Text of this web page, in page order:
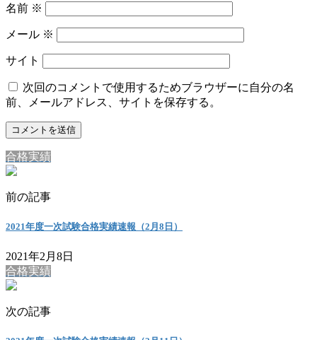
名前 ※
メール ※
サイト
次回のコメントで使用するためブラウザーに自分の名
前、メールアドレス、サイトを保存する。
合格実績
前の記事
2021年度一次試験合格実績速報（2月8日）
2021年2月8日
合格実績
次の記事